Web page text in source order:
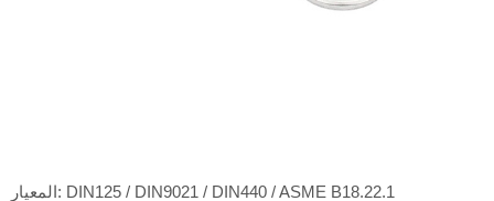
المعيار: DIN125 / DIN9021 / DIN440 / ASME B18.22.1